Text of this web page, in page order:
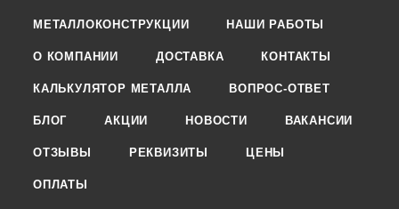
МЕТАЛЛОКОНСТРУКЦИИ НАШИ РАБОТЫ
О КОМПАНИИ ДОСТАВКА КОНТАКТЫ
КАЛЬКУЛЯТОР МЕТАЛЛА ВОПРОС-ОТВЕТ
БЛОГ АКЦИИ НОВОСТИ ВАКАНСИИ
ОТЗЫВЫ РЕКВИЗИТЫ ЦЕНЫ
ОПЛАТЫ